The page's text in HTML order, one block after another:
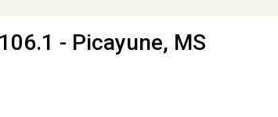
- Picayune, MS